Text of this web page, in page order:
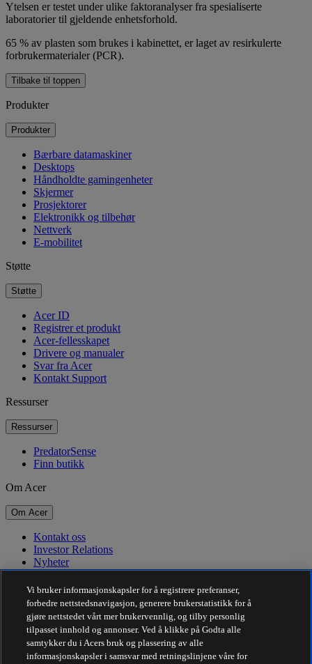
Ytelsen er testet under ulike faktoranalyser fra spesialiserte
laboratorier til gjeldende enhetsforhold.
65 % av plasten som brukes i kabinettet, er laget av resirkulerte
forbrukermaterialer (PCR).
Tilbake til toppen
Produkter
Produkter
Bærbare datamaskiner
Desktops
Håndholdte gamingenheter
Skjermer
Prosjektorer
Elektronikk og tilbehør
Nettverk
E-mobilitet
Støtte
Støtte
Acer ID
Registrer et produkt
Acer-fellesskapet
Drivere og manualer
Svar fra Acer
Kontakt Support
Ressurser
Ressurser
PredatorSense
Finn butikk
Om Acer
Om Acer
Kontakt oss
Investor Relations
Nyheter
Arrangementer
Bærekraft
Bærekraft
Samfunnsansvar
Vi bruker informasjonskapsler for å registrere preferanser,
forbedre nettstedsnavigasjon, generere brukerstatistikk for å
gjøre nettstedet vårt mer brukervennlig, og tilby personlig
tilpasset innhold og annonser. Ved å klikke på Godta alle
samtykker du i Acers bruk og plassering av alle
informasjonskapsler i samsvar med retningslinjene våre for